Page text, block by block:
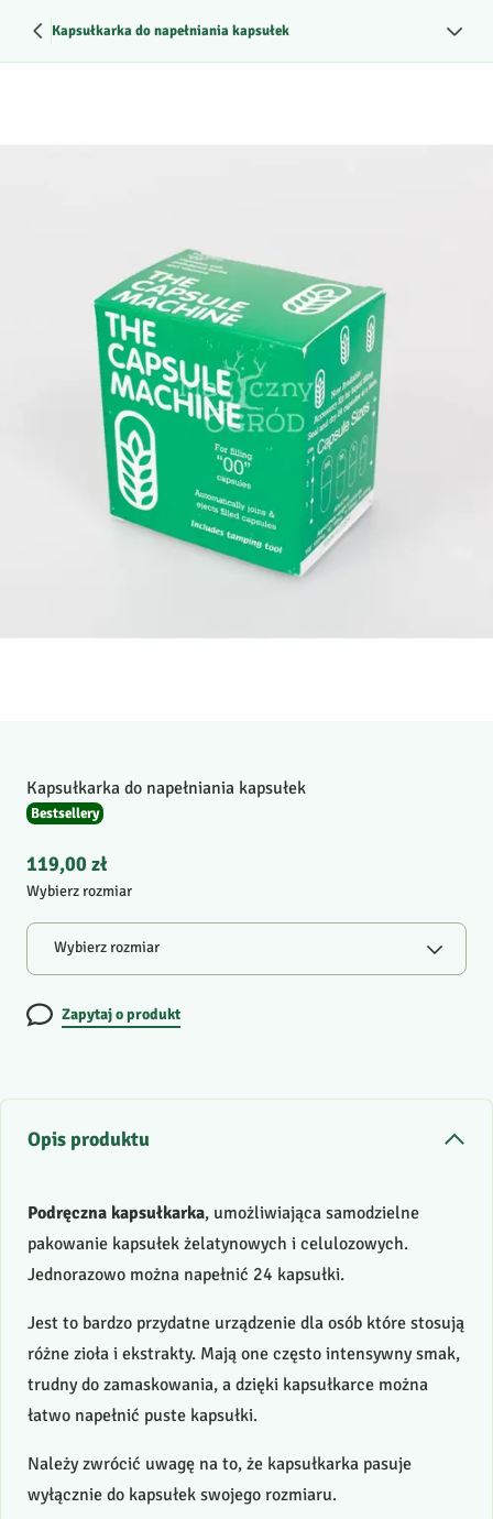
Kapsułkarka do napełniania kapsułek
Kapsułkarka do napełniania kapsułek
Bestsellery
119,00 zł
Wybierz rozmiar
Wybierz rozmiar
Zapytaj o produkt
Opis produktu
Podręczna kapsułkarka, umożliwiająca samodzielne
pakowanie kapsułek żelatynowych i celulozowych.
Jednorazowo można napełnić 24 kapsułki.
Jest to bardzo przydatne urządzenie dla osób które stosują
różne zioła i ekstrakty. Mają one często intensywny smak,
trudny do zamaskowania, a dzięki kapsułkarce można
łatwo napełnić puste kapsułki.
Należy zwrócić uwagę na to, że kapsułkarka pasuje
wyłącznie do kapsułek swojego rozmiaru.